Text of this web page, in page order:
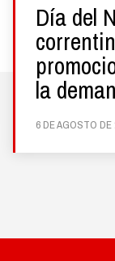
Día del
la
6 DE AGOSTO DE